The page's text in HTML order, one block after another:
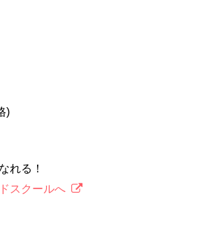
)
なれる！
スクールへ